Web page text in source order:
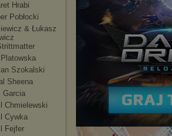
Hrabi
Pobłocki
& Łukasz
r
Szokalski
Sheena
Garcia
Chmielewski
Cywka
Fejfer